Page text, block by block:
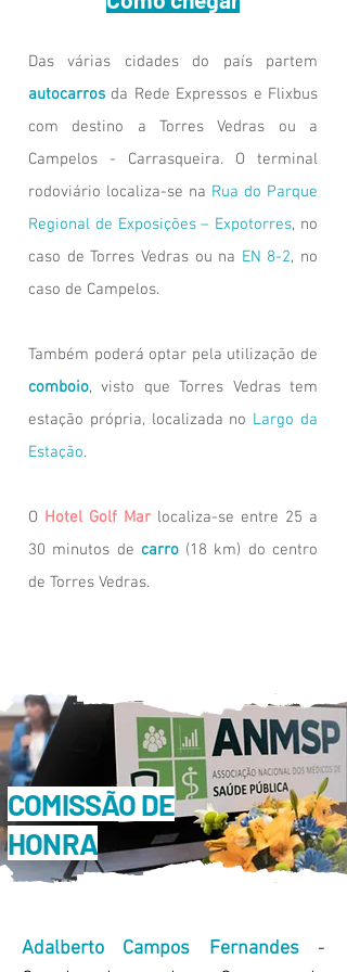
Das várias cidades do país partem
autocarros da Rede Expressos e Flixbus
com destino a Torres Vedras ou a
Campelos - Carrasqueira. O terminal
rodoviário localiza-se na Rua do Parque
Regional de Exposições – Expotorres, no
caso de Torres Vedras ou na EN 8-2, no
caso de Campelos.
Também poderá optar pela utilização de
comboio, visto que Torres Vedras tem
estação própria, localizada no Largo da
Estação.
O Hotel Golf Mar localiza-se entre 25 a
30 minutos de carro(18 km) do centro
de Torres Vedras.
COMISSÃO DE
HONRA
Adalberto Campos Fernandes
-